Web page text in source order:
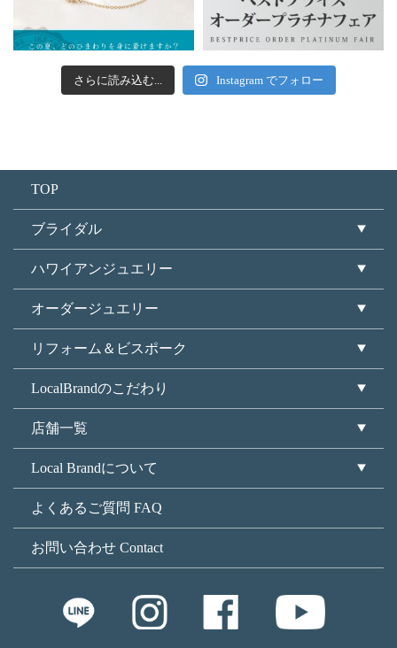
さらに読み込む... Instagram でフォロー
TOP
ブライダル
ハワイアンジュエリー
オーダージュエリー
リフォーム＆ビスポーク
LocalBrandのこだわり
店舗一覧
Local Brandについて
よくあるご質問 FAQ
お問い合わせ Contact